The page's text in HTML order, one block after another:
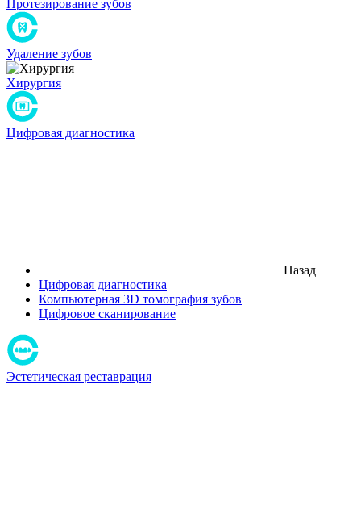
Протезирование зубов
Удаление зубов
Хирургия
Цифровая диагностика
Назад
Цифровая диагностика
Компьютерная 3D томография зубов
Цифровое сканирование
Эстетическая реставрация